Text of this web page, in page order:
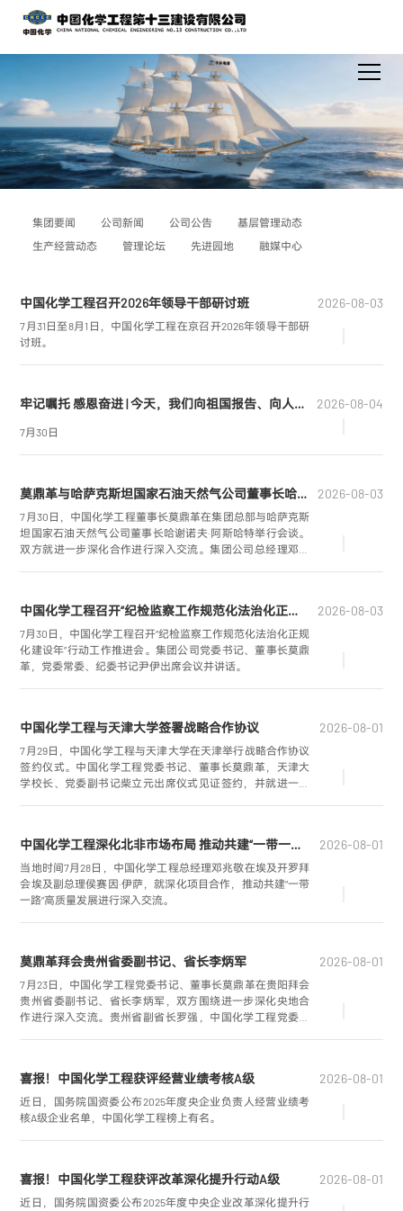
集团要闻 公司新闻 公司公告
基层管理动态
生产经营动态
管理论坛 先进园地 融媒中心
中国化学工程召开2026年领导干部研讨班 2026-08-03
7月31日至8月1日，中国化学工程在京召开2026年领导干部研
讨班。
牢记嘱托 感恩奋进 | 今天，我们向祖国报告、向人民报告、向时代报告！ 2026-08-04
7月30日
莫鼎革与哈萨克斯坦国家石油天然气公司董事长哈谢诺夫·阿斯哈特举行会谈 2026-08-03
7月30日，中国化学工程董事长莫鼎革在集团总部与哈萨克斯
坦国家石油天然气公司董事长哈谢诺夫·阿斯哈特举行会谈。
双方就进一步深化合作进行深入交流。集团公司总经理邓兆
中国化学工程召开“纪检监察工作规范化法治化正规化建设年”行动工作推进会暨纪检工作季度例会 2026-08-03
7月30日，中国化学工程召开“纪检监察工作规范化法治化正规
化建设年”行动工作推进会。集团公司党委书记、董事长莫鼎
革，党委常委、纪委书记尹伊出席会议并讲话。
中国化学工程与天津大学签署战略合作协议 2026-08-01
7月29日，中国化学工程与天津大学在天津举行战略合作协议
签约仪式。中国化学工程党委书记、董事长莫鼎革，天津大
学校长、党委副书记柴立元出席仪式见证签约，并就进一步
中国化学工程深化北非市场布局 推动共建“一带一路”高质量发展 2026-08-01
当地时间7月28日，中国化学工程总经理邓兆敬在埃及开罗拜
会埃及副总理侯赛因·伊萨，就深化项目合作，推动共建“一带
一路”高质量发展进行深入交流。
莫鼎革拜会贵州省委副书记、省长李炳军 2026-08-01
7月23日，中国化学工程党委书记、董事长莫鼎革在贵阳拜会
贵州省委副书记、省长李炳军，双方围绕进一步深化央地合
作进行深入交流。贵州省副省长罗强，中国化学工程党委常
喜报！中国化学工程获评经营业绩考核A级 2026-08-01
近日，国务院国资委公布2025年度央企业负责人经营业绩考
核A级企业名单，中国化学工程榜上有名。
喜报！中国化学工程获评改革深化提升行动A级 2026-08-01
近日，国务院国资委公布2025年度中央企业改革深化提升行